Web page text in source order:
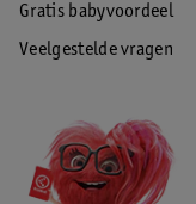
Gratis babyvoordeel
Veelgestelde vragen